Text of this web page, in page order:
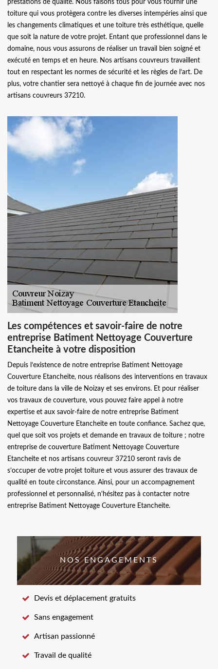
prestations de qualité. Nous faisons tous pour vous fournir une
toiture qui vous protègera contre les diverses intempéries ainsi que
les changements climatiques et une toiture très esthétique, quelle
que soit la nature de votre projet. Entant que professionnel dans le
domaine, nous vous assurons de réaliser un travail bien soigné et
exécuté en temps et en heure. Nos artisans couvreurs travaillent
tout en respectant les normes de sécurité et les règles de l’art. De
plus, votre chantier sera nettoyé à chaque fin de journée avec nos
artisans couvreurs 37210.
Les compétences et savoir-faire de notre
entreprise Batiment Nettoyage Couverture
Etancheite à votre disposition
Depuis l’existence de notre entreprise Batiment Nettoyage
Couverture Etancheite, nous réalisons des interventions en travaux
de toiture dans la ville de Noizay et ses environs. Et pour réaliser
vos travaux de couverture, vous pouvez faire appel à notre
expertise et aux savoir-faire de notre entreprise Batiment
Nettoyage Couverture Etancheite en toute confiance. Sachez que,
quel que soit vos projets et demande en travaux de toiture ; notre
entreprise de couverture Batiment Nettoyage Couverture
Etancheite et nos artisans couvreur 37210 seront ravis de
s’occuper de votre projet toiture et vous assurer des travaux de
qualité en toute circonstance. Ainsi, pour un accompagnement
professionnel et personnalisé, n'hésitez pas à contacter notre
entreprise Batiment Nettoyage Couverture Etancheite.
NOS ENGAGEMENTS
Devis et déplacement gratuits
Sans engagement
Artisan passionné
Travail de qualité